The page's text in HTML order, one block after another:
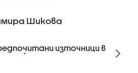
Шикова
източници в